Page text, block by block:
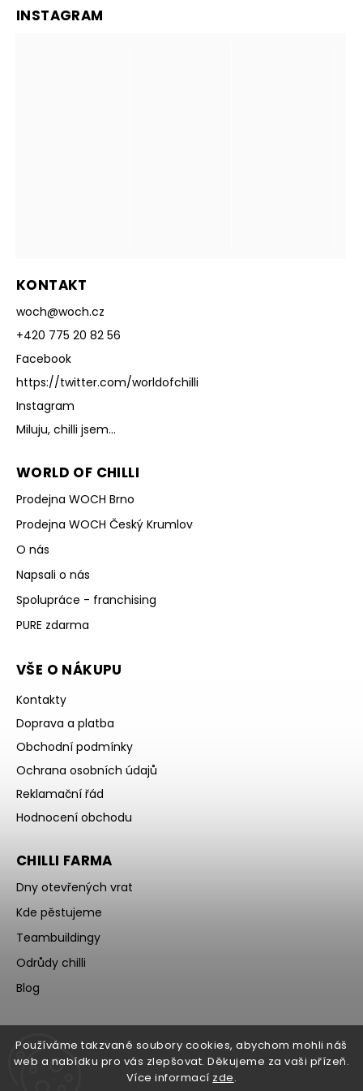
Používáme takzvané soubory cookies, abychom mohli náš
web a nabídku pro vás zlepšovat. Děkujeme za vaši přízeň.
Více informací zde.
KONTAKT
woch@woch.cz
+420 775 20 82 56
Facebook
https://twitter.com/worldofchilli
Instagram
Miluju, chilli jsem...
WORLD OF CHILLI
Prodejna WOCH Brno
Prodejna WOCH Český Krumlov
O nás
Napsali o nás
Spolupráce - franchising
PURE zdarma
VŠE O NÁKUPU
Kontakty
Doprava a platba
Obchodní podmínky
Ochrana osobních údajů
Reklamační řád
Hodnocení obchodu
CHILLI FARMA
Dny otevřených vrat
Kde pěstujeme
Teambuildingy
Odrůdy chilli
Blog
INSTAGRAM